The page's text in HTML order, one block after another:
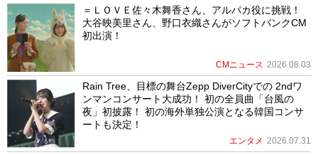
＝ＬＯＶＥ佐々木舞香さん、アルパカ役に挑戦！
大谷映美里さん、野口衣織さんがソフトバンクCM
初出演！
CMニュース 2026.08.03
Rain Tree、目標の舞台Zepp DiverCityでの 2ndワ
ンマンコンサート大成功！ 初の全員曲「台風の
夜」初披露！ 初の海外単独公演となる韓国コンサ
ートも決定！
エンタメ 2026.07.31